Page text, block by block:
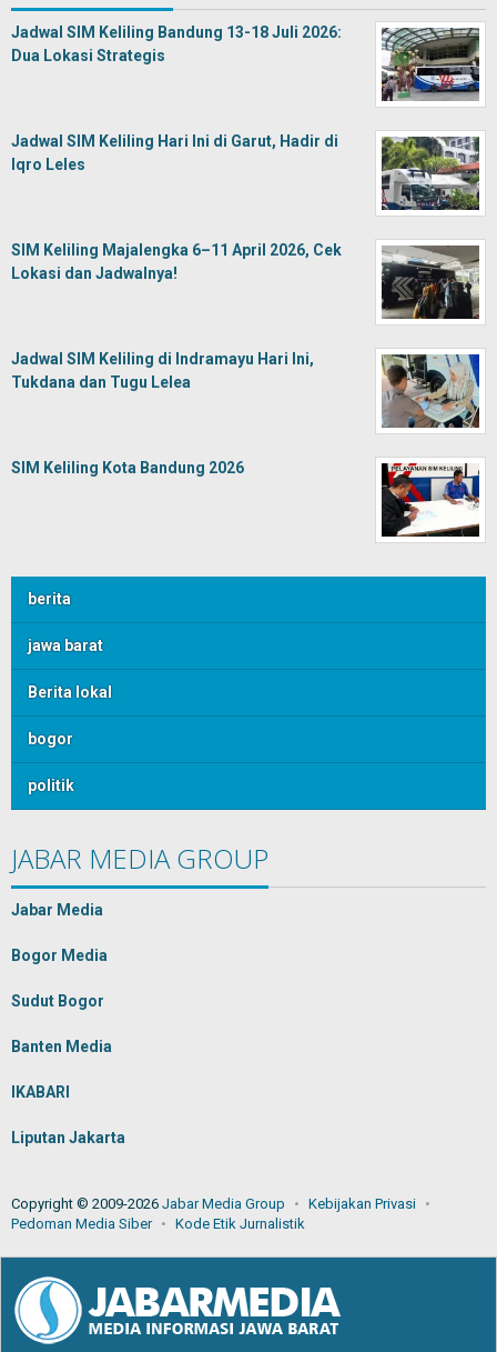
Jadwal SIM Keliling Bandung 13-18 Juli 2026:
Dua Lokasi Strategis
Jadwal SIM Keliling Hari Ini di Garut, Hadir di
Iqro Leles
SIM Keliling Majalengka 6–11 April 2026, Cek
Lokasi dan Jadwalnya!
Jadwal SIM Keliling di Indramayu Hari Ini,
Tukdana dan Tugu Lelea
SIM Keliling Kota Bandung 2026
berita
jawa barat
Berita lokal
bogor
politik
JABAR MEDIA GROUP
Jabar Media
Bogor Media
Sudut Bogor
Banten Media
IKABARI
Liputan Jakarta
Copyright © 2009-2026 Jabar Media Group
Kebijakan Privasi
Pedoman Media Siber
Kode Etik Jurnalistik